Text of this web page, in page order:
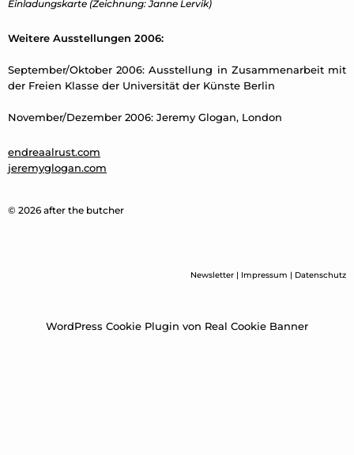
Einladungskarte (Zeichnung: Janne Lervik)
Weitere Ausstellungen 2006:
September/Oktober 2006: Ausstellung in Zusammenarbeit mit
der Freien Klasse der Universität der Künste Berlin
November/Dezember 2006: Jeremy Glogan, London
endreaalrust.com
jeremyglogan.com
© 2026 after the butcher
Newsletter | Impressum | Datenschutz
WordPress Cookie Plugin von Real Cookie Banner